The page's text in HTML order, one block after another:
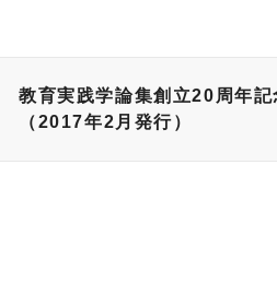
教育実践学論集創立20周年記
（2017年2月発行）